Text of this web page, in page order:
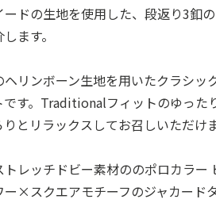
ドの生地を使用した、段返り3釦
ます。
リンボーン生地を用いたクラシッ
です。Traditionalフィットのゆった
とリラックスしてお召しいただけま
レッチドビー素材ののポロカラー
ー×スクエアモチーフのジャカード